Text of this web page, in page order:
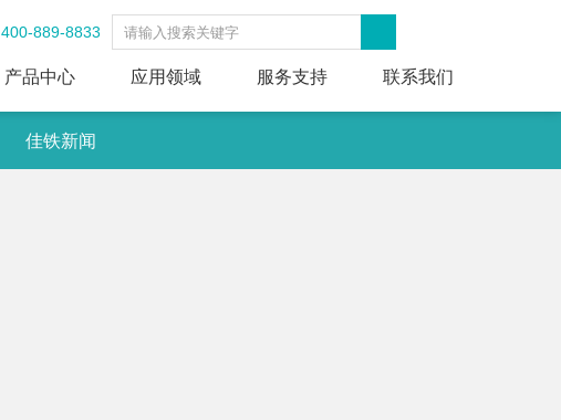
400-889-8833
产品中心 应用领域 服务支持 联系我们
佳铁新闻